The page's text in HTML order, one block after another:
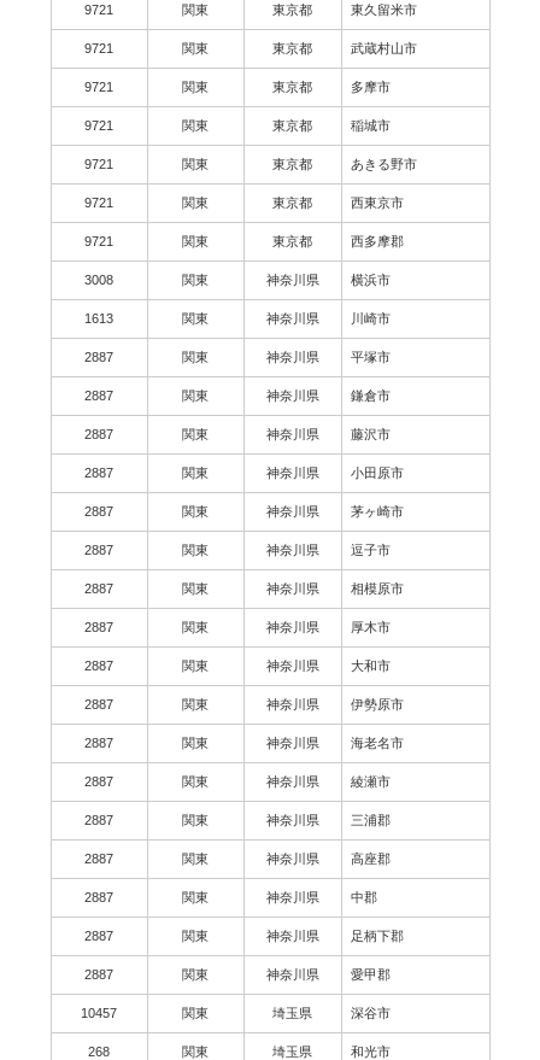
9721 関東 東京都 東久留米市
9721 関東 東京都 武蔵村山市
9721 関東 東京都 多摩市
9721 関東 東京都 稲城市
9721 関東 東京都 あきる野市
9721 関東 東京都 西東京市
9721 関東 東京都 西多摩郡
3008 関東 神奈川県 横浜市
1613 関東 神奈川県 川崎市
2887 関東 神奈川県 平塚市
2887 関東 神奈川県 鎌倉市
2887 関東 神奈川県 藤沢市
2887 関東 神奈川県 小田原市
2887 関東 神奈川県 茅ヶ崎市
2887 関東 神奈川県 逗子市
2887 関東 神奈川県 相模原市
2887 関東 神奈川県 厚木市
2887 関東 神奈川県 大和市
2887 関東 神奈川県 伊勢原市
2887 関東 神奈川県 海老名市
2887 関東 神奈川県 綾瀬市
2887 関東 神奈川県 三浦郡
2887 関東 神奈川県 高座郡
2887 関東 神奈川県 中郡
2887 関東 神奈川県 足柄下郡
2887 関東 神奈川県 愛甲郡
10457 関東 埼玉県 深谷市
268 関東 埼玉県 和光市